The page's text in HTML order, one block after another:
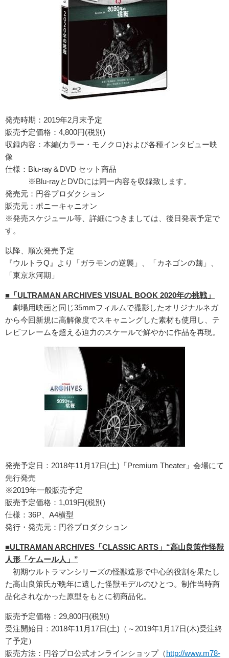
発売時期：2019年2月末予定
販売予定価格：4,800円(税別)
収録内容：本編(カラー・モノクロ)および各種インタビュー映
像
仕様：Blu-ray＆DVD セット商品
※Blu-rayとDVDには同一内容を収録致します。
発売元：円谷プロダクション
販売元：ポニーキャニオン
※発売スケジュール等、詳細につきましては、後日発表予定で
す。
以降、順次発売予定
『ウルトラQ』より「ガラモンの逆襲」、「カネゴンの繭」、
「東京氷河期」
■「ULTRAMAN ARCHIVES VISUAL BOOK 2020年の挑戦」
劇場用映画と同じ35mmフィルムで撮影したオリジナルネガ
から今回新規に高解像度でスキャニングした素材も使用し、テ
レビフレームを超える迫力のスケールで鮮やかに作品を再現。
発売予定日：2018年11月17日(土)「Premium Theater」会場にて
先行発売
※2019年一般販売予定
販売予定価格：1,019円(税別)
仕様：36P、A4横型
発行・発売元：円谷プロダクション
■ULTRAMAN ARCHIVES「CLASSIC ARTS」“高山良策作怪獣
人形「ケムール人」”
初期ウルトラマンシリーズの怪獣造形で中心的役割を果たし
た高山良策氏が晩年に遺した怪獣モデルのひとつ。制作当時商
品化されなかった原型をもとに初商品化。
販売予定価格：29,800円(税別)
受注開始日：2018年11月17日(土)（～2019年1月17日(木)受注終
了予定）
販売方法：円谷プロ公式オンラインショップ（http://www.m78-